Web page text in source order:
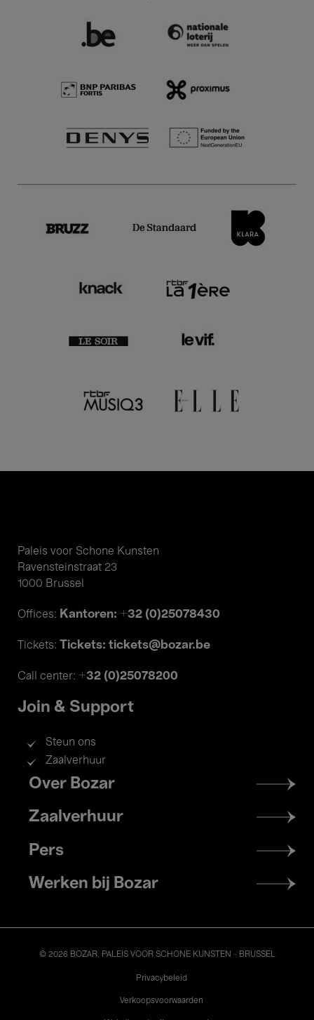
Paleis voor Schone Kunsten
Ravensteinstraat 23
1000 Brussel
Offices: Kantoren: +32 (0)25078430
Tickets: Tickets: tickets@bozar.be
Call center: +32 (0)25078200
Join & Support
Steun ons
Zaalverhuur
Footer
menu
Over Bozar
Zaalverhuur
Pers
Werken bij Bozar
© 2026 BOZAR. PALEIS VOOR SCHONE KUNSTEN - BRUSSEL
Privacybeleid
Verkoopsvoorwaarden